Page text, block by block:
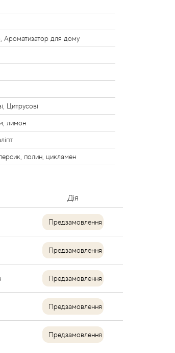
Ароматизатор для дому
Цитрусові
лимон
полин, цикламен
Дія
Предзамовлення
Предзамовлення
Предзамовлення
Предзамовлення
Предзамовлення